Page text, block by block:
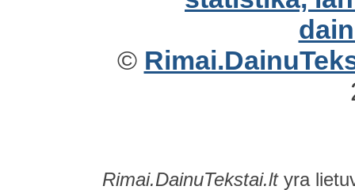
©
Rimai.DainuTekstai.ltyra